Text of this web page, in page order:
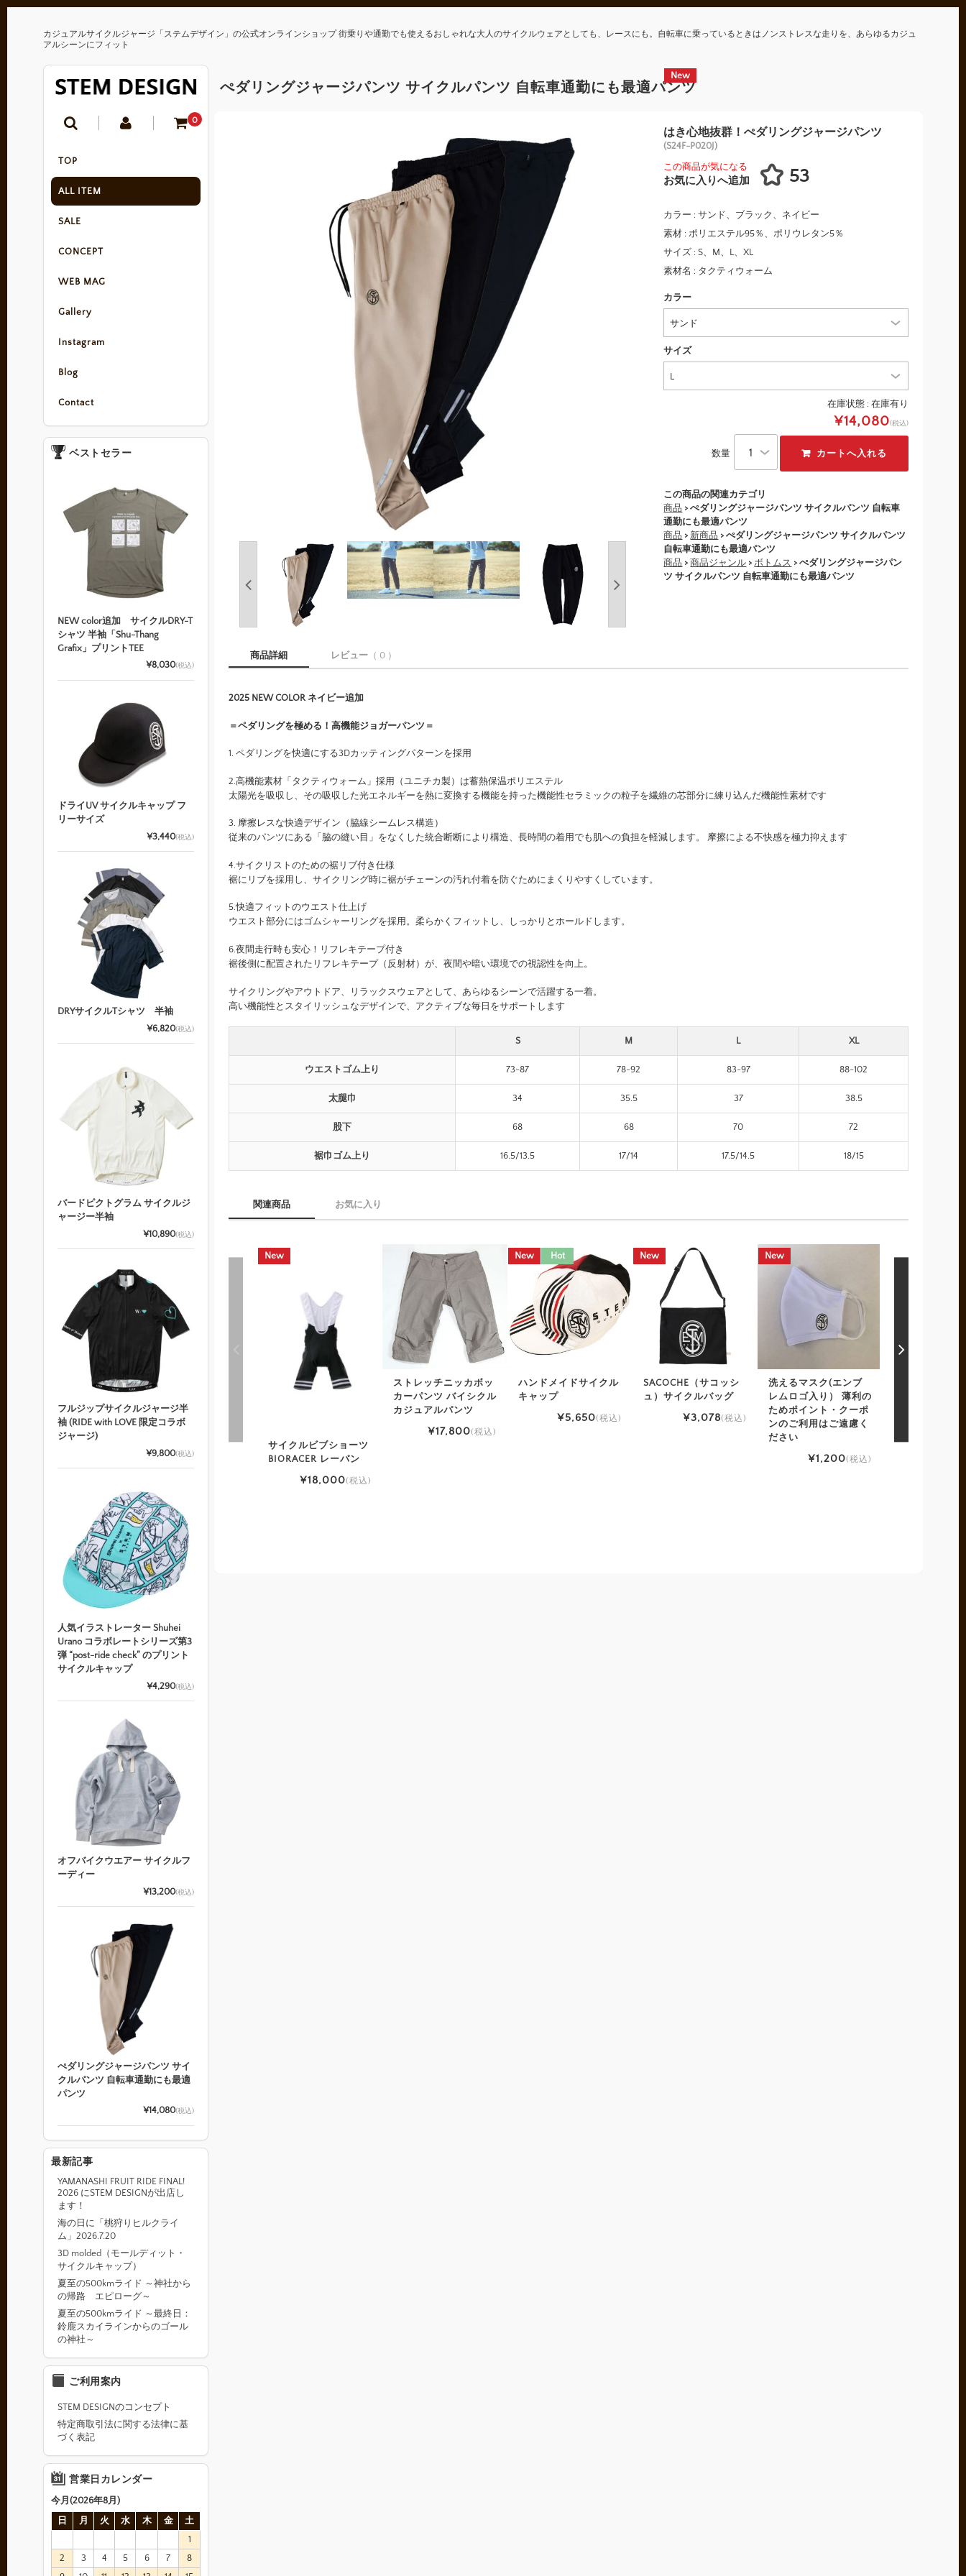
カジュアルサイクルジャージ「ステムデザイン」の公式オンラインショップ 街乗りや通勤でも使えるおしゃれな大人のサイクルウェアとしても、レースにも。自転車に乗っているときはノンストレスな走りを、あらゆるカジュ
アルシーンにフィット
0
TOP
ALL ITEM
SALE
CONCEPT
WEB MAG
Gallery
Instagram
Blog
Contact
ぺダリングジャージパンツ サイクルパンツ 自転車通勤にも最適パンツ
はき心地抜群！ぺダリングジャージパンツ
(S24F-P020J)
この商品が気になる
お気に入りへ追加 53
New
カラー : サンド、ブラック、ネイビー
素材 : ポリエステル95％、ポリウレタン5％
サイズ : S、M、L、XL
素材名 : タクティウォーム
カラー
サイズ
在庫状態 : 在庫有り
¥14,080(税込)
数量
この商品の関連カテゴリ
商品 > ぺダリングジャージパンツ サイクルパンツ 自転車
通勤にも最適パンツ
商品 > 新商品 > ぺダリングジャージパンツ サイクルパンツ
自転車通勤にも最適パンツ
商品 > 商品ジャンル >ボトムス > ぺダリングジャージパン
ツ サイクルパンツ 自転車通勤にも最適パンツ
商品詳細 レビュー （ 0 ）
2025 NEW COLOR ネイビー追加
＝ペダリングを極める！高機能ジョガーパンツ＝
1. ペダリングを快適にする3Dカッティングパターンを採用
2.高機能素材「タクティウォーム」採用（ユニチカ製）は蓄熱保温ポリエステル
太陽光を吸収し、その吸収した光エネルギーを熱に変換する機能を持った機能性セラミックの粒子を繊維の芯部分に練り込んだ機能性素材です
3. 摩擦レスな快適デザイン（脇線シームレス構造）
従来のパンツにある「脇の縫い目」をなくした統合断断により構造、長時間の着用でも肌への負担を軽減します。 摩擦による不快感を極力抑えます
4.サイクリストのための裾リブ付き仕様
裾にリブを採用し、サイクリング時に裾がチェーンの汚れ付着を防ぐためにまくりやすくしています。
5.快適フィットのウエスト仕上げ
ウエスト部分にはゴムシャーリングを採用。柔らかくフィットし、しっかりとホールドします。
6.夜間走行時も安心！リフレキテープ付き
裾後側に配置されたリフレキテープ（反射材）が、夜間や暗い環境での視認性を向上。
サイクリングやアウトドア、リラックスウェアとして、あらゆるシーンで活躍する一着。
高い機能性とスタイリッシュなデザインで、アクティブな毎日をサポートします
S M L XL
ウエストゴム上り 73-87 78-92 83-97 88-102
太腿巾 34 35.5 37 38.5
股下 68 68 70 72
裾巾ゴム上り 16.5/13.5 17/14 17.5/14.5 18/15
関連商品 お気に入り
New
サイクルビブショーツ
BIORACER レーパン
¥18,000(税込)
ストレッチニッカボッ
カーパンツ バイシクル
カジュアルパンツ
¥17,800(税込)
New Hot
ハンドメイドサイクル
キャップ
¥5,650(税込)
New
SACOCHE（サコッシ
ュ）サイクルバッグ
¥3,078(税込)
New
洗えるマスク(エンブ
レムロゴ入り） 薄利の
ためポイント・クーポ
ンのご利用はご遠慮く
ださい
¥1,200(税込)
New
ベストセラー
NEW color追加 サイクルDRY-T
シャツ 半袖「Shu-Thang
Grafix」プリントTEE
¥8,030(税込)
ドライUV サイクルキャップ フ
リーサイズ
¥3,440(税込)
DRYサイクルTシャツ 半袖
¥6,820(税込)
バードピクトグラム サイクルジ
ャージー半袖
¥10,890(税込)
フルジップサイクルジャージ半
袖 (RIDE with LOVE 限定コラボ
ジャージ)
¥9,800(税込)
人気イラストレーター Shuhei
Urano コラボレートシリーズ第3
弾 “post-ride check” のプリント
サイクルキャップ
¥4,290(税込)
オフバイクウエアー サイクルフ
ーディー
¥13,200(税込)
ぺダリングジャージパンツ サイ
クルパンツ 自転車通勤にも最適
パンツ
¥14,080(税込)
最新記事
YAMANASHI FRUIT RIDE FINAL!
2026 にSTEM DESIGNが出店し
ます！
海の日に「桃狩りヒルクライ
ム」2026.7.20
3D molded（モールディット・
サイクルキャップ）
夏至の500kmライド ～神社から
の帰路 エピローグ～
夏至の500kmライド ～最終日：
鈴鹿スカイラインからのゴール
の神社～
ご利用案内
STEM DESIGNのコンセプト
特定商取引法に関する法律に基
づく表記
営業日カレンダー
今月(2026年8月)
日
月 火 水 木 金
土
1
2
3 4 5 6 7
8